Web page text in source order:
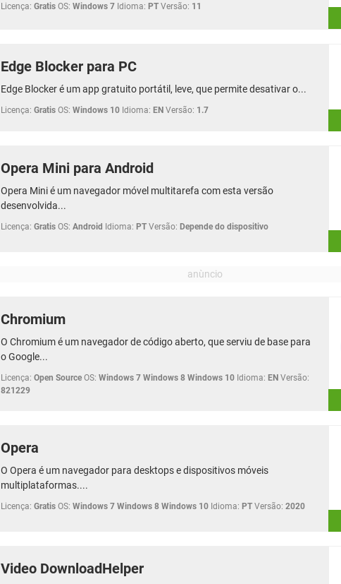
Licença: Gratis OS: Windows 7 Idioma: PT Versão: 11
Edge Blocker para PC
Edge Blocker é um app gratuito portátil, leve, que permite desativar o...
Licença: Gratis OS: Windows 10 Idioma: EN Versão: 1.7
Opera Mini para Android
Opera Mini é um navegador móvel multitarefa com esta versão
desenvolvida...
Licença: Gratis OS: Android Idioma: PT Versão: Depende do dispositivo
Chromium
O Chromium é um navegador de código aberto, que serviu de base para
o Google...
Licença: Open Source OS: Windows 7 Windows 8 Windows 10 Idioma: EN Versão:
821229
Opera
O Opera é um navegador para desktops e dispositivos móveis
multiplataformas....
Licença: Gratis OS: Windows 7 Windows 8 Windows 10 Idioma: PT Versão: 2020
Video DownloadHelper